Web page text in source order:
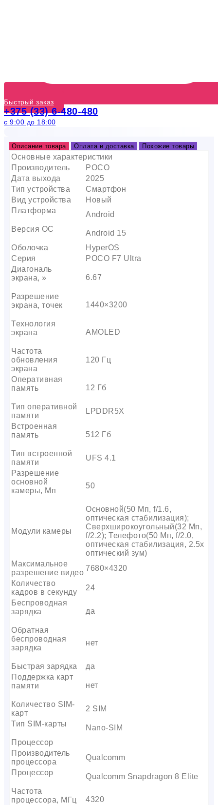
Быстрый заказ
+375 (33) 6-480-480
с 9:00 до 18:00
Описание товара Оплата и доставка Похожие товары
Основные характеристики
Производитель
POCO
Дата выхода
2025
Тип устройства
Смартфон
Вид устройства
Новый
Платформа
Android
Версия ОС
Android 15
Оболочка
HyperOS
Серия
POCO F7 Ultra
Диагональ
экрана, »
6.67
Разрешение
экрана, точек
1440×3200
Технология
экрана
AMOLED
Частота
обновления
экрана
120 Гц
Оперативная
память
12 Гб
Тип оперативной
памяти
LPDDR5X
Встроенная
память
512 Гб
Тип встроенной
памяти
UFS 4.1
Разрешение
основной
камеры, Мп
50
Модули камеры
Основной(50 Мп, f/1.6,
оптическая стабилизация);
Сверхширокоугольный(32 Мп,
f/2.2); Телефото(50 Мп, f/2.0,
оптическая стабилизация, 2.5x
оптический зум)
Максимальное
разрешение видео
7680×4320
Количество
кадров в секунду
24
Беспроводная
зарядка
да
Обратная
беспроводная
зарядка
нет
Быстрая зарядка
да
Поддержка карт
памяти
нет
Количество SIM-
карт
2 SIM
Тип SIM-карты
Nano-SIM
Процессор
Производитель
процессора
Qualcomm
Процессор
Qualcomm Snapdragon 8 Elite
Частота
процессора, МГц
4320